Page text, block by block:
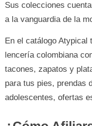
Sus colecciones
a la vanguardia de la
En el catálogo Atypical
lencería colombiana
tacones, zapatos y
para tus pies, prendas
adolescentes, ofertas